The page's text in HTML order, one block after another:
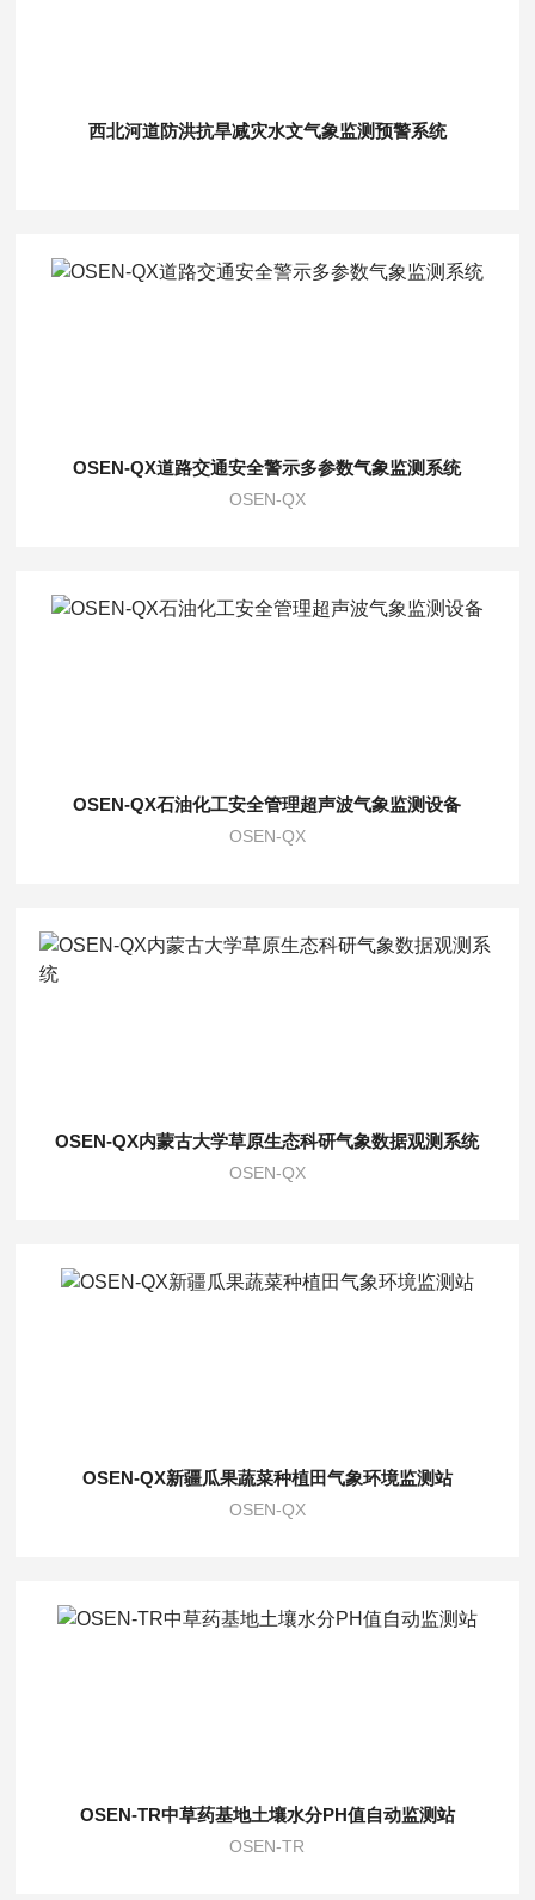
西北河道防洪抗旱减灾水文气象监测预警系统
OSEN-QX道路交通安全警示多参数气象监测系统
OSEN-QX
OSEN-QX石油化工安全管理超声波气象监测设备
OSEN-QX
OSEN-QX内蒙古大学草原生态科研气象数据观测系统
OSEN-QX
OSEN-QX新疆瓜果蔬菜种植田气象环境监测站
OSEN-QX
OSEN-TR中草药基地土壤水分PH值自动监测站
OSEN-TR